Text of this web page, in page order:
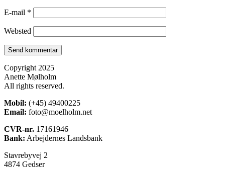
E-mail *
Websted
Copyright 2025
Anette Mølholm
All rights reserved.
Mobil: (+45) 49400225
Email: foto@moelholm.net
CVR-nr. 17161946
Bank: Arbejdernes Landsbank
Stavrebyvej 2
4874 Gedser